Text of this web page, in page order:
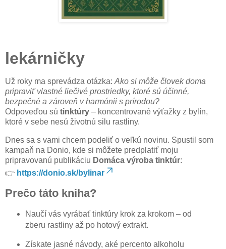
lekárničky
Už roky ma sprevádza otázka:Ako si môže človek doma
pripraviť vlastné liečivé prostriedky, ktoré sú účinné,
bezpečné a zároveň v harmónii s prírodou?
Odpoveďou sú tinktúry – koncentrované výťažky z bylín,
ktoré v sebe nesú životnú silu rastliny.
Dnes sa s vami chcem podeliť o veľkú novinu. Spustil som
kampaň na Donio, kde si môžete predplatiť moju
pripravovanú publikáciu Domáca výroba tinktúr:
👉 https://donio.sk/bylinar
Prečo táto kniha?
Naučí vás vyrábať tinktúry krok za krokom – od
zberu rastliny až po hotový extrakt.
Získate jasné návody, aké percento alkoholu